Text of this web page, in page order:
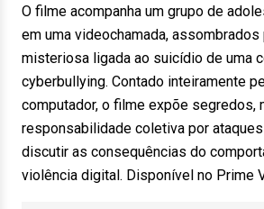
O filme acompanha um grupo de
em uma videochamada,
misteriosa ligada ao suicídio de uma
cyberbullying. Contado inteiramente
computador, o filme expõe segredos,
responsabilidade coletiva por
discutir as consequências do
violência digital. Disponível no Prime